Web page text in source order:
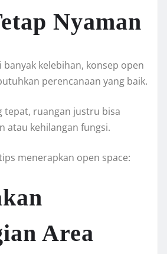
Nyaman
kelebihan, konsep open
perencanaan yang baik.
tepat, ruangan justru bisa
atau kehilangan fungsi.
menerapkan open space:
Area